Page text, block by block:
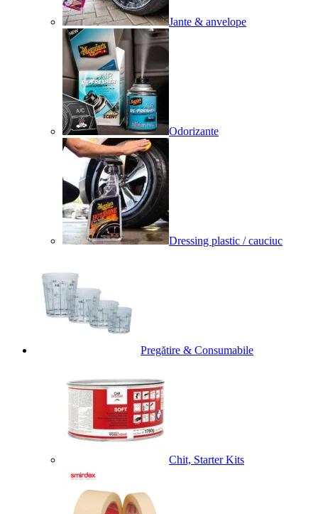
Jante & anvelope
Odorizante
Dressing plastic / cauciuc
Pregătire & Consumabile
Chit, Starter Kits